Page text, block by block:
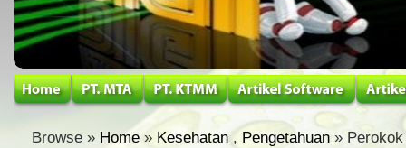
Browse » Home » Kesehatan , Pengetahuan »